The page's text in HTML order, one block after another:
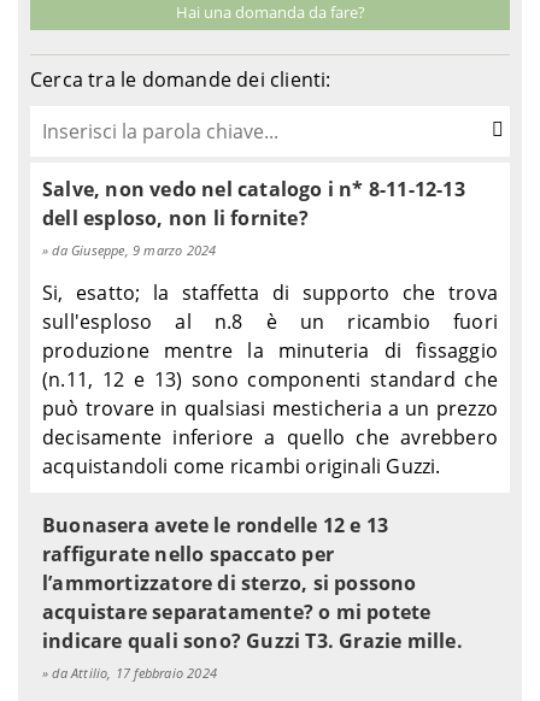
Hai una domanda da fare?
Cerca tra le domande dei clienti:
Salve, non vedo nel catalogo i n* 8-11-12-13
dell esploso, non li fornite?
da Giuseppe, 9 marzo 2024
Si, esatto; la staffetta di supporto che trova
sull'esploso al n.8 è un ricambio fuori
produzione mentre la minuteria di fissaggio
(n.11, 12 e 13) sono componenti standard che
può trovare in qualsiasi mesticheria a un prezzo
decisamente inferiore a quello che avrebbero
acquistandoli come ricambi originali Guzzi.
Buonasera avete le rondelle 12 e 13
raffigurate nello spaccato per
l’ammortizzatore di sterzo, si possono
acquistare separatamente? o mi potete
indicare quali sono? Guzzi T3. Grazie mille.
da Attilio, 17 febbraio 2024